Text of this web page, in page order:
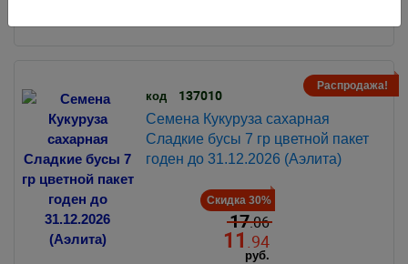
Распродажа!
код 137010
Семена Кукуруза сахарная
Сладкие бусы 7 гр цветной пакет
годен до 31.12.2026 (Аэлита)
Скидка 30%
17.06
11 .94
руб.